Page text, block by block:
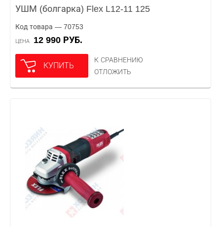
УШМ (болгарка) Flex L12-11 125
Код товара — 70753
ЦЕНА 12 990 РУБ.
КУПИТЬ
К СРАВНЕНИЮ
ОТЛОЖИТЬ